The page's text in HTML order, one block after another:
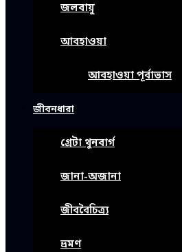
জলবায়ু
আবহাওয়া
আবহাওয়া পূর্বাভাস
জীবনধারা
গ্রেটা থুনবার্গ
জানা-অজানা
জীববৈচিত্র্য
ভ্রমণ